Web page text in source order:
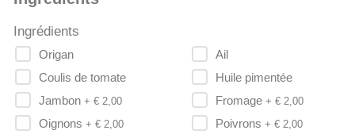
Ingrédients
Origan
Ail
Coulis de tomate
Huile pimentée
Jambon + € 2,00 Fromage + € 2,00
Oignons + € 2,00 Poivrons + € 2,00